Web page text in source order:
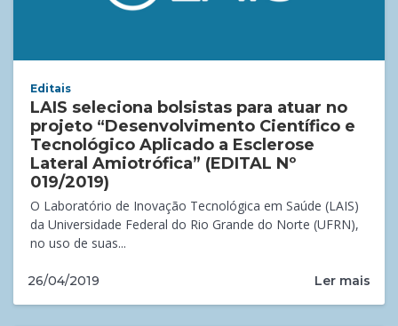
Editais
LAIS seleciona bolsistas para atuar no
projeto “Desenvolvimento Científico e
Tecnológico Aplicado a Esclerose
Lateral Amiotrófica” (EDITAL Nº
019/2019)
O Laboratório de Inovação Tecnológica em Saúde (LAIS)
da Universidade Federal do Rio Grande do Norte (UFRN),
no uso de suas...
26/04/2019 Ler mais